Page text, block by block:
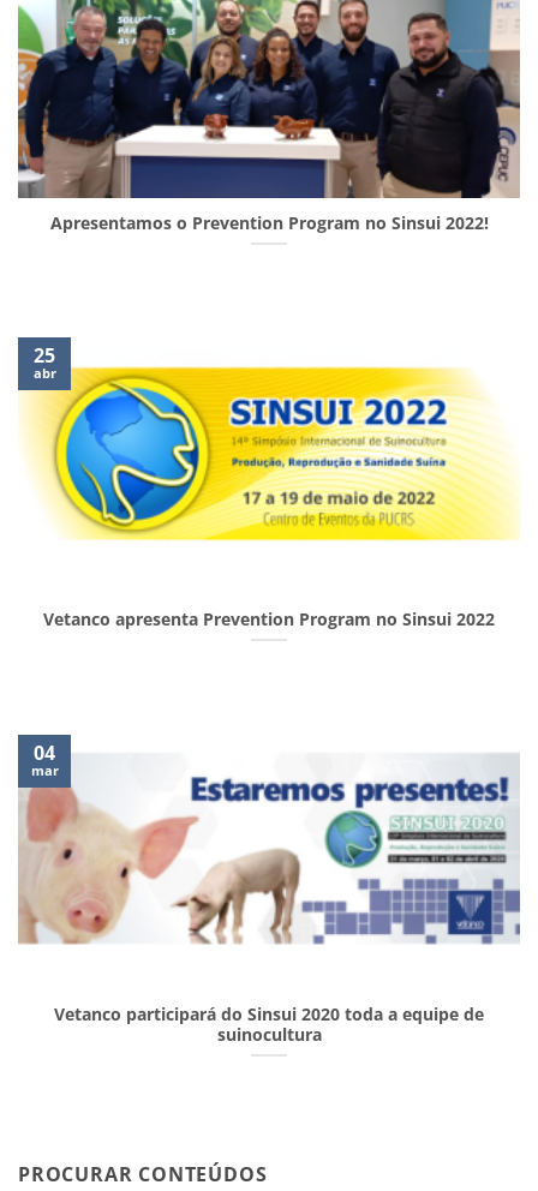
Apresentamos o Prevention Program no Sinsui 2022!
Vetanco apresenta Prevention Program no Sinsui 2022
25
abr
Vetanco participará do Sinsui 2020 toda a equipe de
suinocultura
04
mar
PROCURAR CONTEÚDOS